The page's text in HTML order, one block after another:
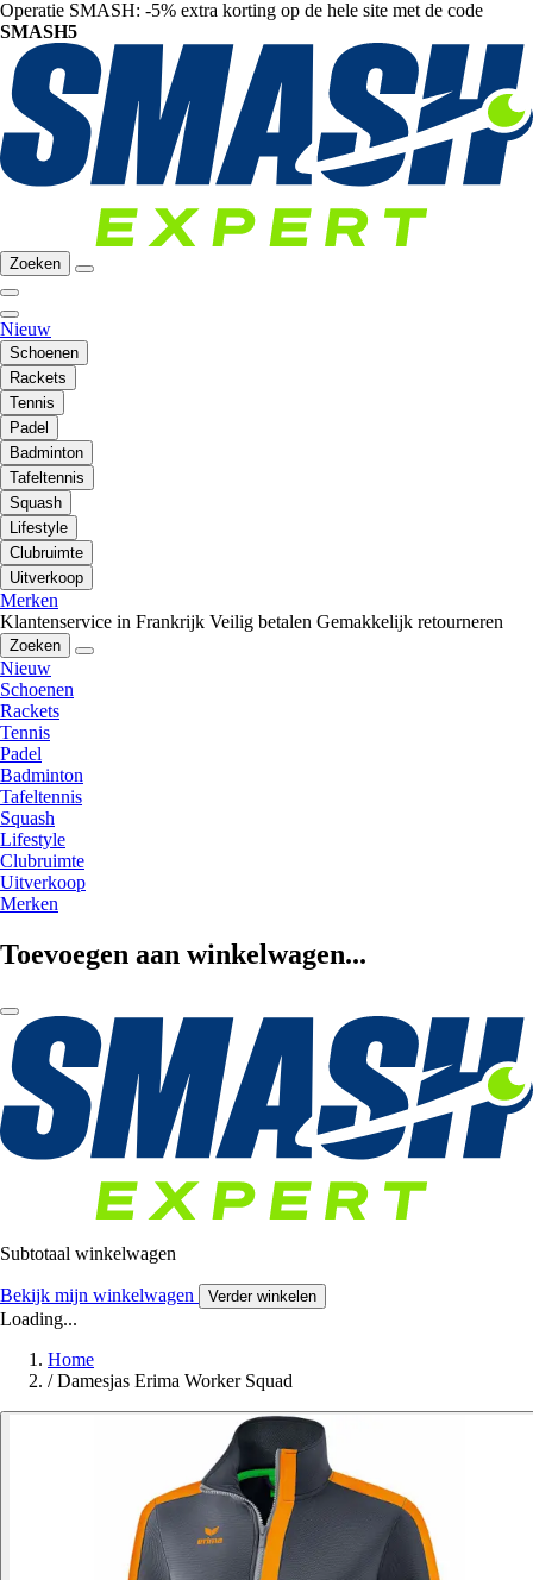
Operatie SMASH: -5% extra korting op de hele site met de code
SMASH5
Zoeken
Nieuw
Schoenen
Rackets
Tennis
Padel
Badminton
Tafeltennis
Squash
Lifestyle
Clubruimte
Uitverkoop
Merken
Klantenservice in Frankrijk Veilig betalen Gemakkelijk retourneren
Zoeken
Nieuw
Schoenen
Rackets
Tennis
Padel
Badminton
Tafeltennis
Squash
Lifestyle
Clubruimte
Uitverkoop
Merken
Toevoegen aan winkelwagen...
Subtotaal winkelwagen
Bekijk mijn winkelwagen Verder winkelen
Loading...
Home
/ Damesjas Erima Worker Squad